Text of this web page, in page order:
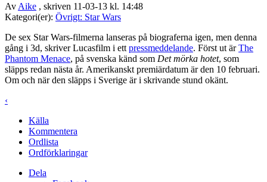
Av Aike , skriven 11-03-13 kl. 14:48
Kategori(er): Övrigt: Star Wars
De sex Star Wars-filmerna lanseras på biograferna igen, men denna
gång i 3d, skriver Lucasfilm i ett pressmeddelande. Först ut ärThe
Phantom Menace, på svenska känd som Det mörka hotet, som
släpps redan nästa år. Amerikanskt premiärdatum är den 10 februari.
Om och när den släpps i Sverige är i skrivande stund okänt.
‹
Källa
Kommentera
Ordlista
Ordförklaringar
Dela